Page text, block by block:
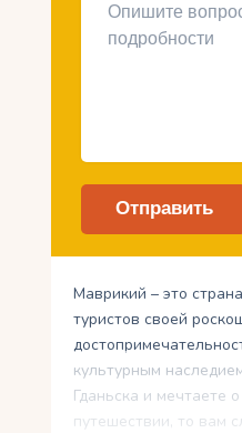
Маврикий – это
туристов своей
культурным
Гданьска и мечтаете
путешествии, то вам